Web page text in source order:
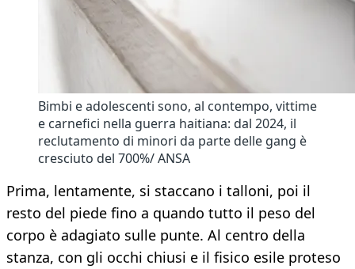
Bimbi e adolescenti sono, al contempo, vittime
e carnefici nella guerra haitiana: dal 2024, il
reclutamento di minori da parte delle gang è
cresciuto del 700%/ ANSA
Prima, lentamente, si staccano i talloni, poi il
resto del piede fino a quando tutto il peso del
corpo è adagiato sulle punte. Al centro della
stanza, con gli occhi chiusi e il fisico esile proteso